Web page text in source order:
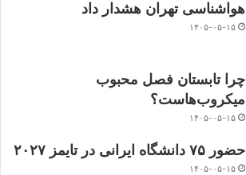
هواشناسی تهران هشدار داد
۱۴۰۵-۰۵-۱۵
چرا تابستان فصل محبوب
میکروب‌هاست؟
۱۴۰۵-۰۵-۱۵
حضور ۷۵ دانشگاه ایرانی در تایمز ۲۰۲۷
۱۴۰۵-۰۵-۱۵